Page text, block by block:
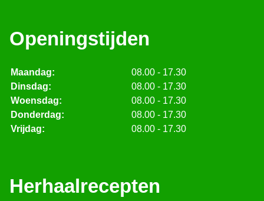
Openingstijden
Maandag:
08.00 - 17.30
Dinsdag:
08.00 - 17.30
Woensdag:
08.00 - 17.30
Donderdag:
08.00 - 17.30
Vrijdag:
08.00 - 17.30
Herhaalrecepten